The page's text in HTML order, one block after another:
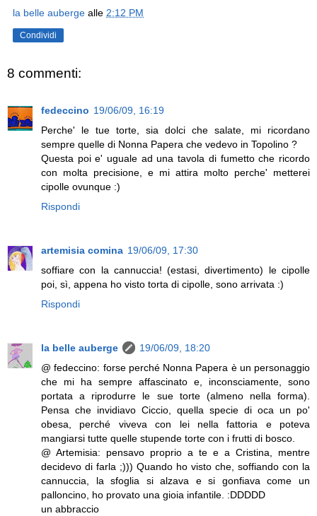
la belle auberge alle 2:12 PM
Condividi
8 commenti:
fedeccino 19/06/09, 16:19
Perche' le tue torte, sia dolci che salate, mi ricordano
sempre quelle di Nonna Papera che vedevo in Topolino ?
Questa poi e' uguale ad una tavola di fumetto che ricordo
con molta precisione, e mi attira molto perche' metterei
cipolle ovunque :)
Rispondi
artemisia comina 19/06/09, 17:30
soffiare con la cannuccia! (estasi, divertimento) le cipolle
poi, sì, appena ho visto torta di cipolle, sono arrivata :)
Rispondi
la belle auberge
19/06/09, 18:20
@ fedeccino: forse perché Nonna Papera è un personaggio
che mi ha sempre affascinato e, inconsciamente, sono
portata a riprodurre le sue torte (almeno nella forma).
Pensa che invidiavo Ciccio, quella specie di oca un po'
obesa, perché viveva con lei nella fattoria e poteva
mangiarsi tutte quelle stupende torte con i frutti di bosco.
@ Artemisia: pensavo proprio a te e a Cristina, mentre
decidevo di farla ;))) Quando ho visto che, soffiando con la
cannuccia, la sfoglia si alzava e si gonfiava come un
palloncino, ho provato una gioia infantile. :DDDDD
un abbraccio